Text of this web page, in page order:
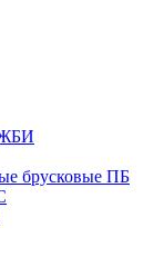
ЖБИ
брусковые ПБ